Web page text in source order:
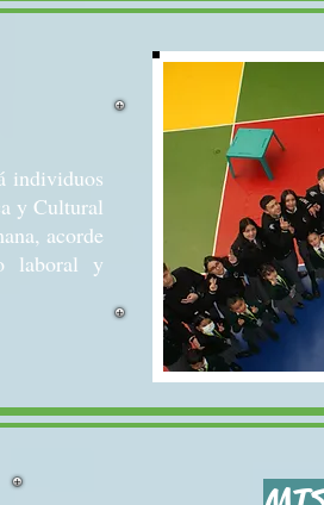
individuos
y Cultural
acorde
laboral y